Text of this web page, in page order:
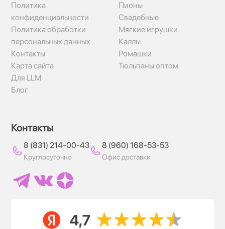
Политика
конфиденциальности
Политика обработки
персональных данных
Контакты
Карта сайта
Для LLM
Блог
Пионы
Свадебные
Мягкие игрушки
Каллы
Ромашки
Тюльпаны оптом
Контакты
8 (831) 214-00-43
Круглосуточно
8 (960) 168-53-53
Офис доставки